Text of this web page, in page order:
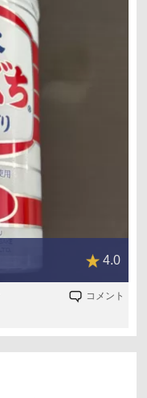
4.0
コメント